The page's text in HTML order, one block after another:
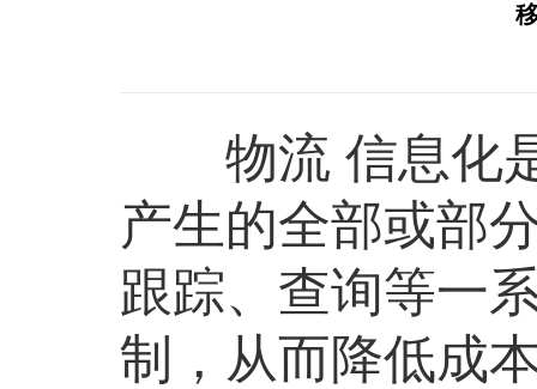
物流 信息化是
产生的全部或部
跟踪、查询等一
制，从而降低成